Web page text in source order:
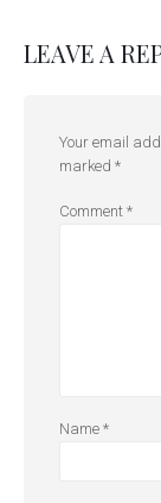
LEAVE A
Your email
marked *
Comment *
Name *